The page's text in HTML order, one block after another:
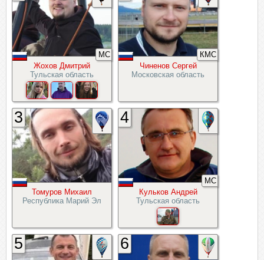
Жохов Дмитрий
Тульская область
МС
Чиненов Сергей
Московская область
КМС
Томуров Михаил
Республика Марий Эл
3
Кульков Андрей
Тульская область
МС
4
5 6